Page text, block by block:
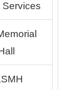
Services